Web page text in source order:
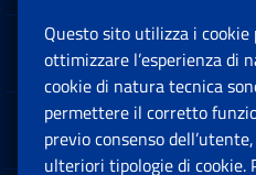
Sedi e Contatti
Software
Questo sito utilizza i
ottimizzare l’esperienza di
cookie di natura tecnica
permettere il corretto
previo consenso
ulteriori tipologie di